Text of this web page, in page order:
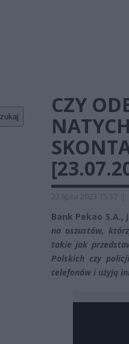
CZY
23 lipca 2023 15:37 |
Bank Pekao
na oszustów,
takie jak
Polskich czy
telefonów i użyją